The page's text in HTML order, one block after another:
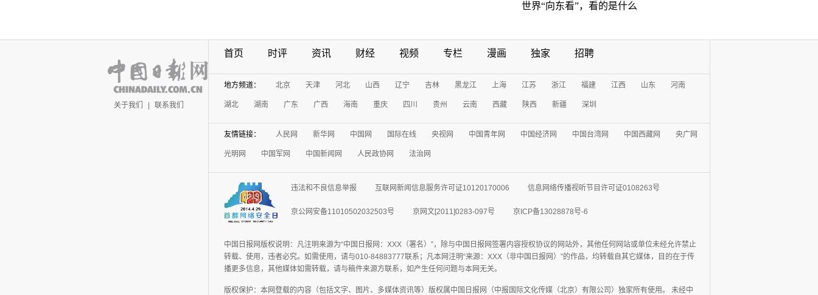
世界“向东看”，看的是什么
关于我们 联系我们
首页 时评 资讯 财经 视频 专栏 漫画 独家 招聘
地方频道： 北京 天津 河北 山西 辽宁 吉林 黑龙江 上海 江苏 浙江 福建 江西 山东 河南
湖北 湖南 广东 广西 海南 重庆 四川 贵州 云南 西藏 陕西 新疆 深圳
友情链接： 人民网 新华网 中国网 国际在线 央视网 中国青年网 中国经济网 中国台湾网 中国西藏网 央广网
光明网 中国军网 中国新闻网 人民政协网 法治网
违法和不良信息举报 互联网新闻信息服务许可证10120170006 信息网络传播视听节目许可证0108263号
京公网安备11010502032503号 京网文[2011]0283-097号 京ICP备13028878号-6
中国日报网版权说明：凡注明来源为“中国日报网：XXX（署名）”，除与中国日报网签署内容授权协议的网站外，其他任何网站或单位未经允许禁止
转载、使用，违者必究。如需使用，请与010-84883777联系；凡本网注明“来源：XXX（非中国日报网）”的作品，均转载自其它媒体，目的在于传
播更多信息，其他媒体如需转载，请与稿件来源方联系，如产生任何问题与本网无关。
版权保护：本网登载的内容（包括文字、图片、多媒体资讯等）版权属中国日报网（中报国际文化传媒（北京）有限公司）独家所有使用。 未经中